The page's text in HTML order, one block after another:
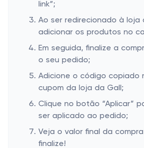
link”;
Ao ser redirecionado à loja
adicionar os produtos no
Em seguida, finalize a
o seu pedido;
Adicione o código copiado
cupom da loja da Gall;
Clique no botão “Aplicar”
ser aplicado ao pedido;
Veja o valor final da
finalize!